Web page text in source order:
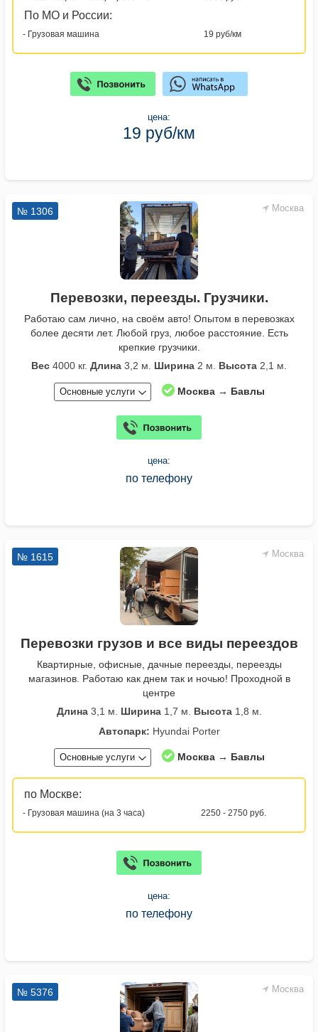
По МО и России:
- Грузовая машина 19 руб/км
цена:
19 руб/км
Москва
№ 1306
Перевозки, переезды. Грузчики.
Работаю сам лично, на своём авто! Опытом в перевозках
более десяти лет. Любой груз, любое расстояние. Есть
крепкие грузчики.
Вес 4000 кг. Длина 3,2 м. Ширина 2 м. Высота 2,1 м.
Основные услуги Москва → Бавлы
цена:
по телефону
Москва
№ 1615
Перевозки грузов и все виды переездов
Квартирные, офисные, дачные переезды, переезды
магазинов. Работаю как днем так и ночью! Проходной в
центре
Длина3,1 м. Ширина1,7 м. Высота1,8 м.
Автопарк: Hyundai Porter
Основные услуги Москва → Бавлы
по Москве:
- Грузовая машина (на 3 часа) 2250 - 2750 руб.
цена:
по телефону
Москва
№ 5376